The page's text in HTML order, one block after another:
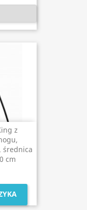
z
średnica
cm